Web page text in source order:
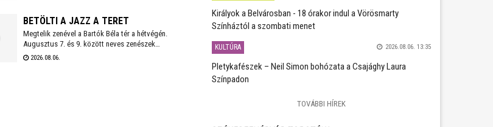
BETÖLTI A JAZZ A TERET
Megtelik zenével a Bartók Béla tér a hétvégén.
Augusztus 7. és 9. között neves zenészek
szórakoztatják a közönséget az Alba Regia Feszten.
2026.08.06.
Királyok a Belvárosban - 18 órakor indul a Vörösmarty
Színháztól a szombati menet
KULTÚRA 2026.08.06. 13:35
Pletykafészek – Neil Simon bohózata a Csajághy Laura
Színpadon
TOVÁBBI HÍREK